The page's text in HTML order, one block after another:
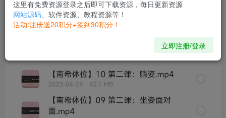
这里有免费资源登录之后即可下载资源，每日更新资源
网站源码、软件资源、教程资源等！
活动:注册送20积分+签到30积分！
立即注册/登录